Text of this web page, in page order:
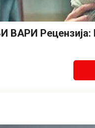
ВАРИ Рецензија: